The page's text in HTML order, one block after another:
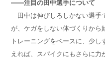
――注目の田中選手について
田中は伸びしろしかない選手
が、ケガをしない体づくりから
トレーニングをベースに、少
えれば、スパイクにもさらに